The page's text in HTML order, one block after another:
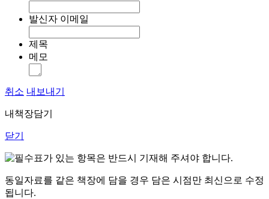
발신자 이메일
제목
메모
취소 내보내기
내책장담기
닫기
표가 있는 항목은 반드시 기재해 주셔야 합니다.
동일자료를 같은 책장에 담을 경우 담은 시점만 최신으로 수정
됩니다.